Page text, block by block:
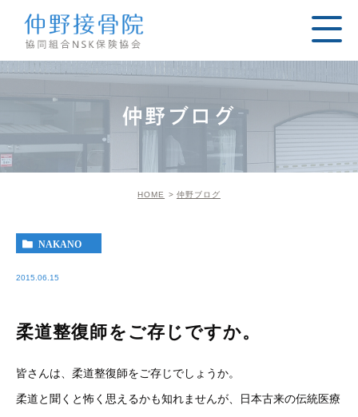
仲野ブログ
HOME 仲野ブログ
NAKANO
2015.06.15
柔道整復師をご存じですか。
皆さんは、柔道整復師をご存じでしょうか。
柔道と聞くと怖く思えるかも知れませんが、日本古来の伝統医療